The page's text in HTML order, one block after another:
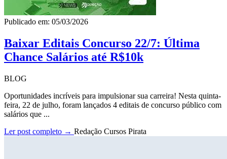
Publicado em: 05/03/2026
Baixar Editais Concurso 22/7: Última
Chance Salários até R$10k
BLOG
Oportunidades incríveis para impulsionar sua carreira! Nesta quinta-
feira, 22 de julho, foram lançados 4 editais de concurso público com
salários que ...
Ler post completo → Redação Cursos Pirata